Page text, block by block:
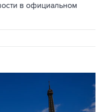
в официальном